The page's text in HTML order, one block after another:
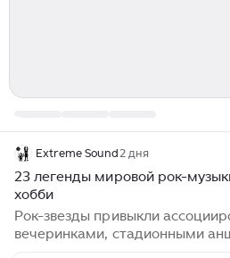
Extreme Sound 2 дня
23 легенды мировой рок-
хобби
Рок-звезды привыкли
вечеринками, стадионными